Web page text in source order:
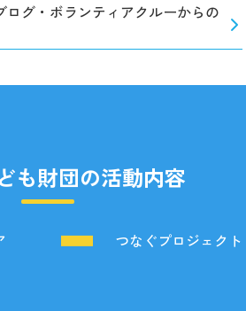
ログ・ボランティアクルーからの
も財団の活動内容
つなぐプロジェクト